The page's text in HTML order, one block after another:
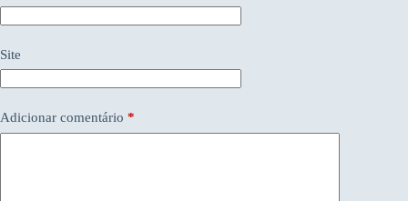
Site
Adicionar comentário *